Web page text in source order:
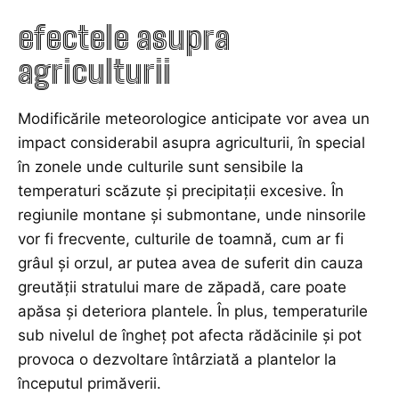
efectele asupra
agriculturii
Modificările meteorologice anticipate vor avea un
impact considerabil asupra agriculturii, în special
în zonele unde culturile sunt sensibile la
temperaturi scăzute și precipitații excesive. În
regiunile montane și submontane, unde ninsorile
vor fi frecvente, culturile de toamnă, cum ar fi
grâul și orzul, ar putea avea de suferit din cauza
greutății stratului mare de zăpadă, care poate
apăsa și deteriora plantele. În plus, temperaturile
sub nivelul de îngheț pot afecta rădăcinile și pot
provoca o dezvoltare întârziată a plantelor la
începutul primăverii.